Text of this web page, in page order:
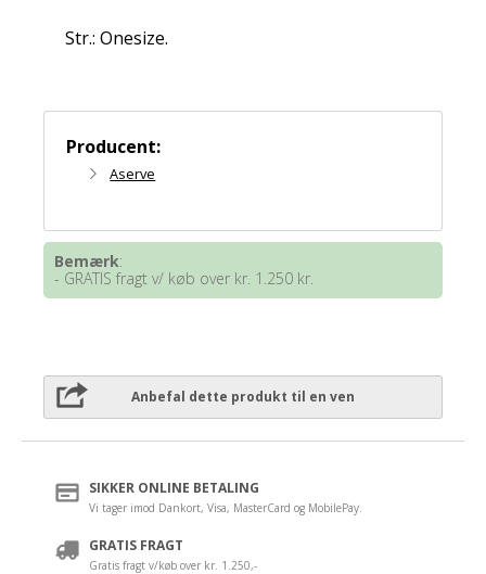
Str.: Onesize.
Producent:
Aserve
Bemærk:
- GRATIS fragt v/ køb over kr. 1.250 kr.
Anbefal dette produkt til en ven
SIKKER ONLINE BETALING
Vi tager imod Dankort, Visa, MasterCard og MobilePay.
GRATIS FRAGT
Gratis fragt v/køb over kr. 1.250,-